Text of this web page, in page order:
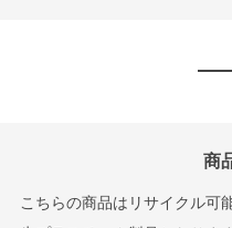
商
こちらの商品はリサイクル可